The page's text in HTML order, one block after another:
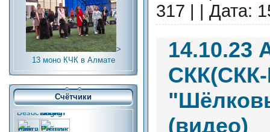
>
13 моно КЧК в Алмате
Счётчики
317 | | Дата:
14.10.23
(видео)